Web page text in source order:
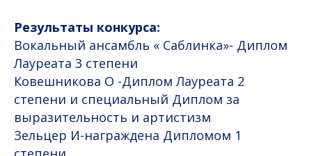
Результаты конкурса:
Вокальный ансамбль « Саблинка»- Диплом
Лауреата 3 степени
Ковешникова О -Диплом Лауреата 2
степени и специальный Диплом за
выразительность и артистизм
Зельцер И-награждена Дипломом 1